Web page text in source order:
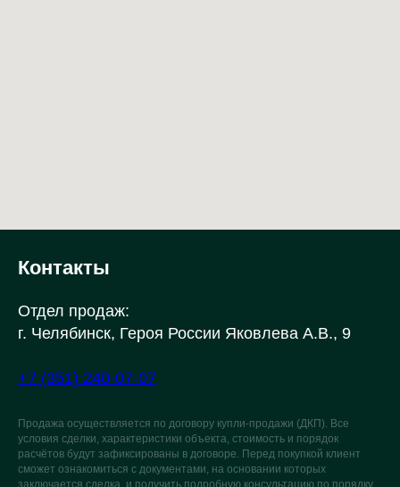
Контакты
Отдел продаж:
г. Челябинск, Героя России Яковлева А.В., 9
+7 (351) 240-07-07
Продажа осуществляется по договору купли-продажи (ДКП). Все
условия сделки, характеристики объекта, стоимость и порядок
расчётов будут зафиксированы в договоре. Перед покупкой клиент
сможет ознакомиться с документами, на основании которых
заключается сделка, и получить подробную консультацию по порядку